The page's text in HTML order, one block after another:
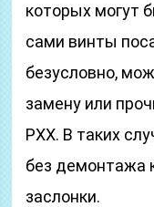
которых могут
сами винты
безусловно,
замену или
РХХ. В таких
без демонтажа
заслонки.